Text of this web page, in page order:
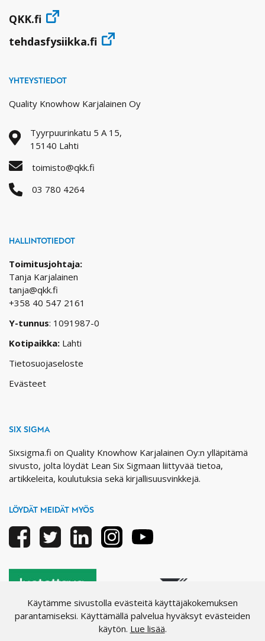
QKK.fi
tehdasfysiikka.fi
YHTEYSTIEDOT
Quality Knowhow Karjalainen Oy
Tyyrpuurinkatu 5 A 15,
15140 Lahti
toimisto@qkk.fi
03 780 4264
HALLINTOTIEDOT
Toimitusjohtaja:
Tanja Karjalainen
tanja@qkk.fi
+358 40 547 2161
Y-tunnus: 1091987-0
Kotipaikka: Lahti
Tietosuojaseloste
Evästeet
SIX SIGMA
Sixsigma.fi on Quality Knowhow Karjalainen Oy:n ylläpitämä
sivusto, jolta löydät Lean Six Sigmaan liittyvää tietoa,
artikkeleita, koulutuksia sekä kirjallisuusvinkkejä.
LÖYDÄT MEIDÄT MYÖS
FacebookTwitter LinkedinInstagramYoutube
Käytämme sivustolla evästeitä käyttäjäkokemuksen
parantamiseksi. Käyttämällä palvelua hyväksyt evästeiden
käytön. Lue lisää.